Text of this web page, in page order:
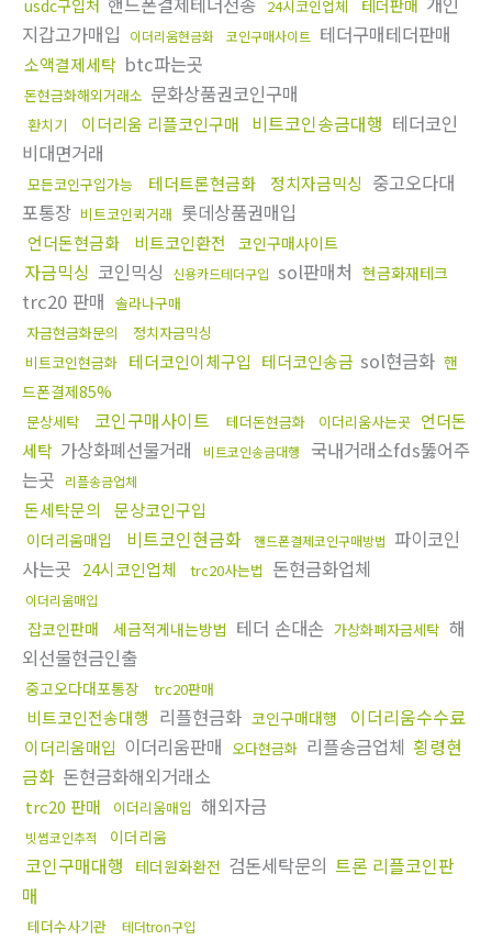
usdc구입처 24시코인업체 테더판매
지갑고가매입
이더리움현금화 코인구매사이트 테더구매테더판매
소액결제세탁 btc파는곳
돈현금화해외거래소 문화상품권코인구매
환치기 이더리움 리플코인구매 비트코인송금대행 테더코인
비대면거래
모든코인구입가능 테더트론현금화 정치자금믹싱 중고오다대
포통장 비트코인퀵거래 롯데상품권매입
언더돈현금화 비트코인환전 코인구매사이트
자금믹싱 코인믹싱 신용카드테더구입 sol판매처 현금화재테크
trc20 판매 솔라나구매
자금현금화문의
정치자금믹싱
비트코인현금화 테더코인이체구입 테더코인송금 sol현금화 핸
드폰결제85%
문상세탁 코인구매사이트 테더돈현금화 이더리움사는곳 언더돈
세탁 가상화폐선물거래 비트코인송금대행
국내거래소fds뚫어주
는곳
리플송금업체
돈세탁문의 문상코인구입
이더리움매입 비트코인현금화 핸드폰결제코인구매방법 파이코인
사는곳 24시코인업체 trc20사는법 돈현금화업체
이더리움매입
잡코인판매 세금적게내는방법 테더 손대손 가상화폐자금세탁 해
외선물현금인출
중고오다대포통장 trc20판매
비트코인전송대행 리플현금화 코인구매대행 이더리움수수료
이더리움매입 이더리움판매 오다현금화 리플송금업체 횡령현
금화 돈현금화해외거래소
trc20 판매 이더리움매입 해외자금
빗썸코인추적 이더리움
코인구매대행 테더원화환전 검돈세탁문의 트론 리플코인판
매
테더수사기관 테더tron구입